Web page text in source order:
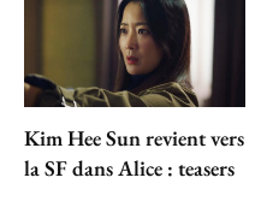
Kim Hee Sun revient vers
la SF dans Alice : teasers